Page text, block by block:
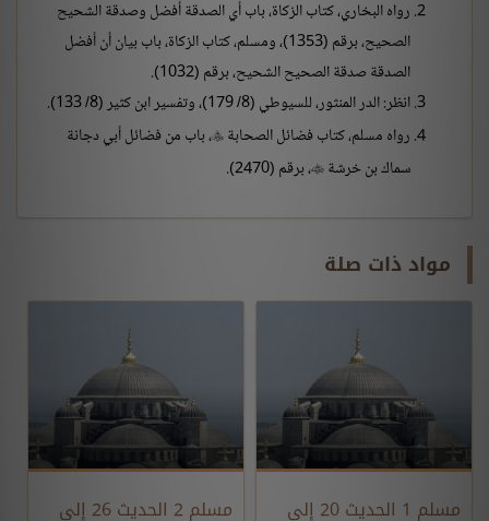
رواه البخاري، كتاب الزكاة، باب أي الصدقة أفضل وصدقة الشحيح
الصحيح، برقم (1353)، ومسلم، كتاب الزكاة، باب بيان أن أفضل
الصدقة صدقة الصحيح الشحيح، برقم (1032).
انظر: الدر المنثور، للسيوطي (8/ 179)، وتفسير ابن كثير (8/ 133).
رواه مسلم، كتاب فضائل الصحابة ، باب من فضائل أبي دجانة
سماك بن خرشة ، برقم (2470).
مواد ذات صلة
مسلم 1 الحديث 20 إلى
مسلم 2 الحديث 26 إلى